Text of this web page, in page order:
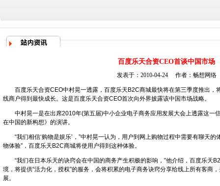
百度乐天合资CEO首谈中国市场
发表于：2010-04-24 作者： 畅想网络
百度乐天合资CEO中村晃一透露，百度乐天B2C商城最快将在第三季度推出，
线商户得到最快成长。这是百度乐天合资CEO首次向外界披露该中国市场战略。
中村晃一是在出席2010年(第五届)中小企业电子商务应用发展大会上透露这一
在中国的新构想》的演讲。
“我们相信‘购物是娱乐’，”中村晃一认为，用户到网上购物过程中需要有聊天的
物体验”，百度乐天B2C商城将使用户得到这种体验。
“我们在日本乐天的诀窍会在中国的商务产生积极的影响，”他介绍，百度乐天
境，将提供“活力化，授权”的服务，会将积累的电子商务诀窍分享给线上所有客商
展。